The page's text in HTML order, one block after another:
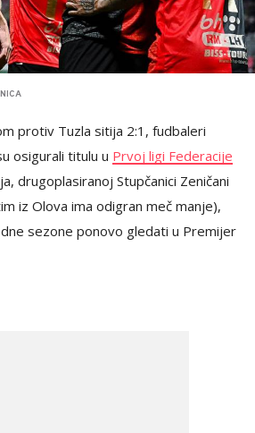
protiv Tuzla sitija 2:1, fudbaleri
osigurali titulu u Prvoj ligi Federacije
drugoplasiranoj Stupčanici Zeničani
iz Olova ima odigran meč manje),
sezone ponovo gledati u Premijer